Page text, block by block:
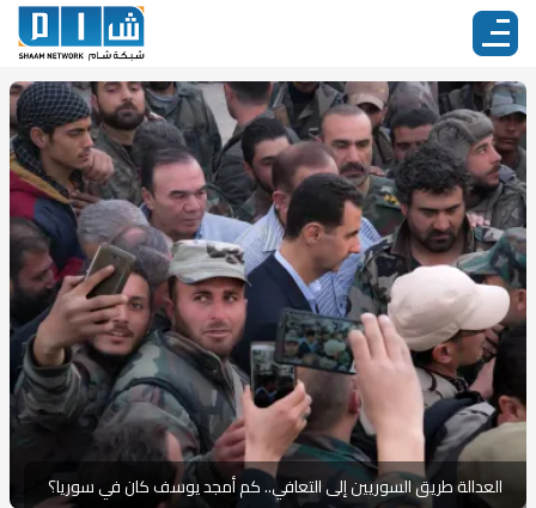
العدالة طريق السوريين إلى التعافي.. كم أمجد يوسف كان في سوريا؟